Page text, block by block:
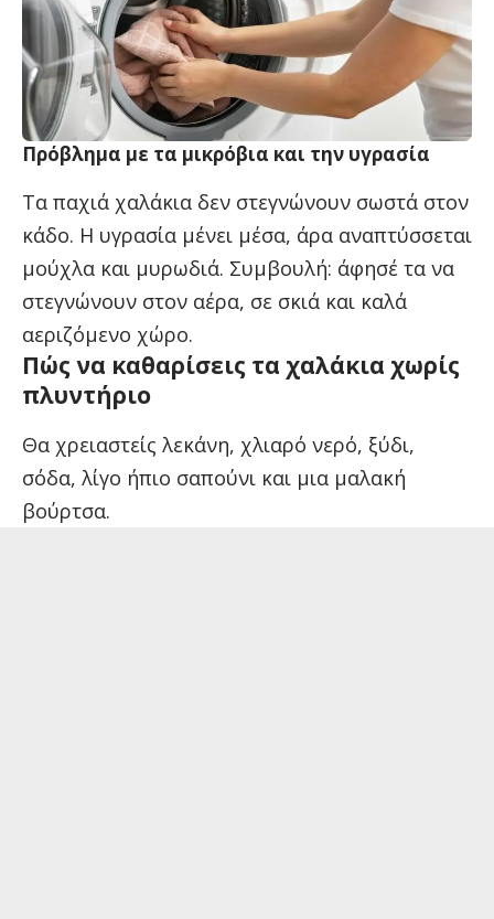
Πρόβλημα με τα μικρόβια και την υγρασία
Τα παχιά χαλάκια δεν στεγνώνουν σωστά στον
κάδο. Η υγρασία μένει μέσα, άρα αναπτύσσεται
μούχλα και μυρωδιά. Συμβουλή: άφησέ τα να
στεγνώνουν στον αέρα, σε σκιά και καλά
αεριζόμενο χώρο.
Πώς να καθαρίσεις τα χαλάκια χωρίς
πλυντήριο
Θα χρειαστείς λεκάνη, χλιαρό νερό, ξύδι,
σόδα, λίγο ήπιο σαπούνι και μια μαλακή
βούρτσα.